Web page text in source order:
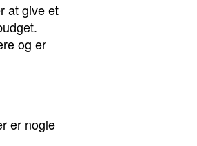
at give et
og er
er nogle